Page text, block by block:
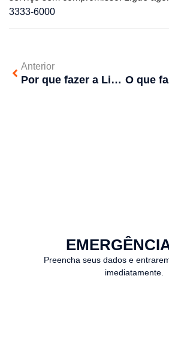
3333-6000
Anterior
Por que fazer a Limpeza de Coifa?
Preencha seus dados e
imediatamente.